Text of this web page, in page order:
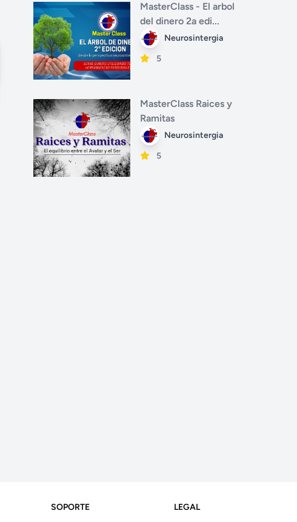
MasterClass - El arbol
del dinero 2a edi...
Neurosintergia
5
MasterClass Raices y
Ramitas
Neurosintergia
5
SOPORTE LEGAL